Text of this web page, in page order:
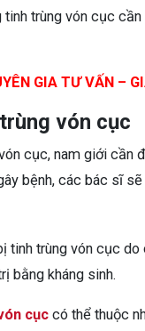
trùng vón cục
GIA TƯ VẤN –
vón cục
cục, nam giới cần
bệnh, các bác sĩ
tinh trùng vón cục
bằng kháng sinh.
cục có thể thuộc